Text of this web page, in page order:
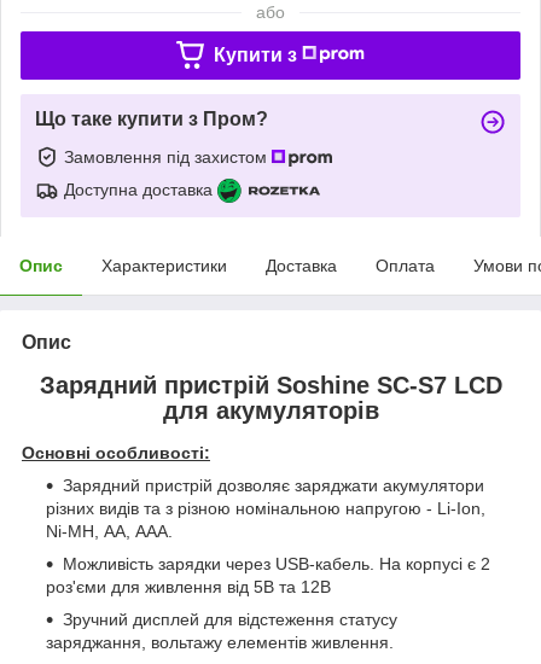
або
Купити з
Що таке купити з Пром?
Замовлення під захистом
Доступна доставка
Опис Характеристики Доставка Оплата Умови
Опис
Зарядний пристрій Soshine SC-S7 LCD
для акумуляторів
Основні особливості:
Зарядний пристрій дозволяє заряджати акумулятори
різних видів та з різною номінальною напругою - Li-Ion,
Ni-MH, АА, ААА.
Можливість зарядки через USB-кабель. На корпусі є 2
роз'єми для живлення від 5В та 12В
Зручний дисплей для відстеження статусу
заряджання, вольтажу елементів живлення.